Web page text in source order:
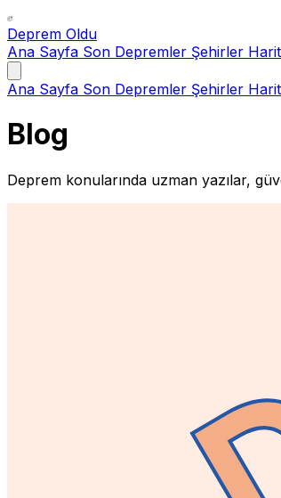
Deprem Oldu
Ana Sayfa Son Depremler Şehirler
Ana Sayfa Son Depremler Şehirler
Blog
Deprem konularında uzman yazılar,